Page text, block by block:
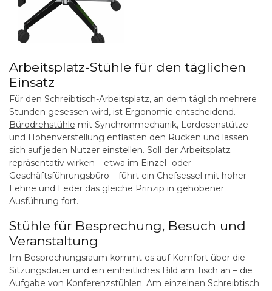
Arbeitsplatz-Stühle für den täglichen
Einsatz
Für den Schreibtisch-Arbeitsplatz, an dem täglich mehrere
Stunden gesessen wird, ist Ergonomie entscheidend.
Bürodrehstühle mit Synchronmechanik, Lordosenstütze
und Höhenverstellung entlasten den Rücken und lassen
sich auf jeden Nutzer einstellen. Soll der Arbeitsplatz
repräsentativ wirken – etwa im Einzel- oder
Geschäftsführungsbüro – führt ein Chefsessel mit hoher
Lehne und Leder das gleiche Prinzip in gehobener
Ausführung fort.
Stühle für Besprechung, Besuch und
Veranstaltung
Im Besprechungsraum kommt es auf Komfort über die
Sitzungsdauer und ein einheitliches Bild am Tisch an – die
Aufgabe von Konferenzstühlen. Am einzelnen Schreibtisch